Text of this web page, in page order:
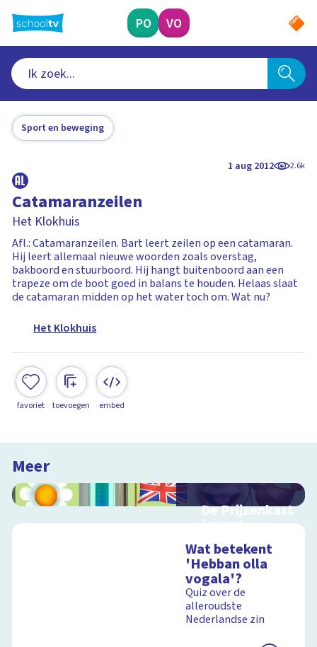
naar
hoofdinhoud
PO VO
Sport en beweging
1 aug 2012 2.6k
Catamaranzeilen
Het Klokhuis
Afl.: Catamaranzeilen. Bart leert zeilen op een catamaran.
Hij leert allemaal nieuwe woorden zoals overstag,
bakboord en stuurboord. Hij hangt buitenboord aan een
trapeze om de boot goed in balans te houden. Helaas slaat
de catamaran midden op het water toch om. Wat nu?
Het Klokhuis
favoriet toevoegen embed
Meer
De Prijzenkast
Taalspel
Wat betekent
'Hebban olla
vogala'?
Quiz over de
alleroudste
Nederlandse zin